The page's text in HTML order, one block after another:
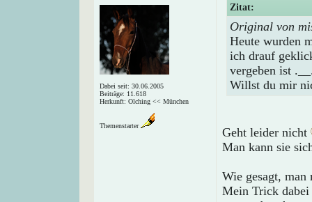
Dabei seit: 30.06.2005
Beiträge: 11.618
Herkunft: Olching << München
Themenstarter
Zitat:
Original von
Heute wurden
ich drauf
vergeben ist
Willst du mir
Geht leider nicht
Man kann sie
Wie gesagt, man
Mein Trick